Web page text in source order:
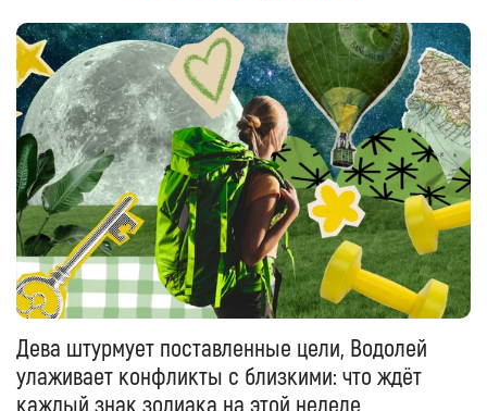
Дева штурмует поставленные цели, Водолей
улаживает конфликты с близкими: что ждёт